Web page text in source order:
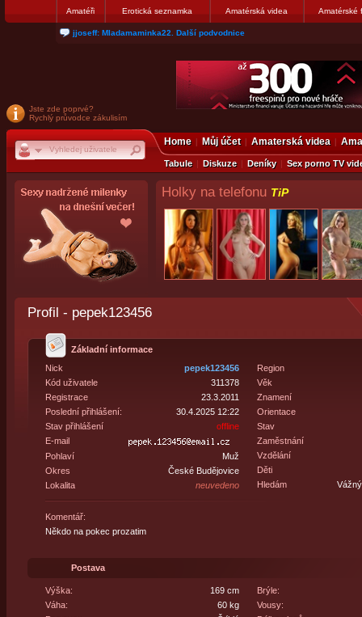
Amatéři Erotická seznamka Amatérská videa Amatérské
matthew007: kuknite moju galerku
Jste zde poprvé?
Rychlý průvodce zákulisím
Home Můj účet Amaterská videa
Tabule Diskuze Deníky Sex porno TV
Holky na telefonu TiP
Profil - pepek123456
Základní informace
Nick
pepek123456
Kód uživatele
311378
Registrace
23.3.2011
Poslední přihlášení:
30.4.2025 12:22
Stav přihlášení
offline
E-mail
Pohlaví
Muž
Okres
České Budějovice
Lokalita
neuvedeno
Region
Věk
Znamení
Orientace
Stav
Zaměstnání
Vzdělání
Děti
Hledám
Komentář:
Někdo na pokec prozatim
Postava
Výška:
169 cm
Váha:
60 kg
Brýle:
Vousy: